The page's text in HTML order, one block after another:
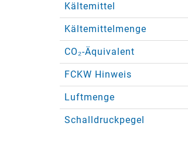
Kältemittel
Kältemittelmenge
CO₂-Äquivalent
FCKW Hinweis
Luftmenge
Schalldruckpegel